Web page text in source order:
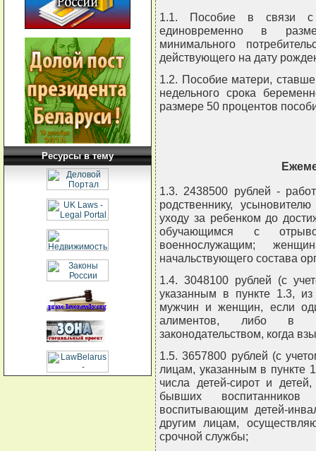
Ресурсы в тему
1.1. Пособие в связи с
единовременно в
минимального
действующего на дату
1.2. Пособие матери,
недельного срока
размере 50 процентов
1.3. 2438500 рублей -
родственнику,
уходу за ребенком до
обучающимся с
военнослужащим;
начальствующего состава
1.4. 3048100 рублей (с
указанным в пункте 1.3,
мужчин и женщин, если
алиментов, либо в
законодательством, когда
1.5. 3657800 рублей (с
лицам, указанным в пункте
числа детей-сирот и
бывших воспитанников
воспитывающим детей-
другим лицам,
срочной службы;